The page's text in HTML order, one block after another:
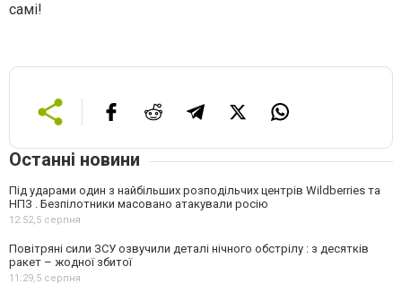
самі!
Останні новини
Під ударами один з найбільших розподільчих центрів Wildberries та
НПЗ . Безпілотники масовано атакували росію
12:52,5 серпня
Повітряні сили ЗСУ озвучили деталі нічного обстрілу : з десятків
ракет – жодної збитої
11:29,5 серпня